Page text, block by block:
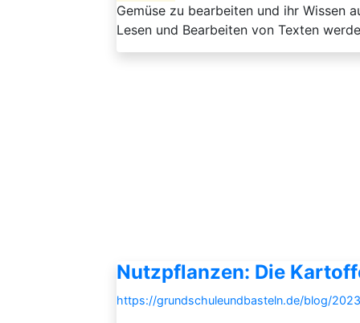
Gemüse zu bearbeiten und ihr Wissen
Lesen und Bearbeiten von Texten
Nutzpflanzen: Die
https://grundschuleundbasteln.de/blog/